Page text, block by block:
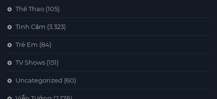
Thể Thao (105)
Tình Cảm (3.323)
Trẻ Em (84)
TV Shows (151)
Uncategorized (60)